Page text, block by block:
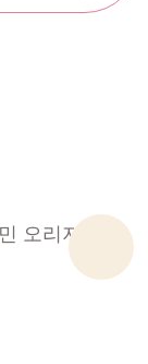
오리지널